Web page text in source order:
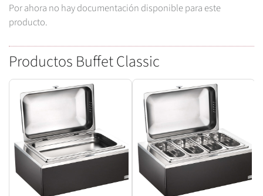
Por ahora no hay documentación disponible para este
producto.
Productos Buffet Classic